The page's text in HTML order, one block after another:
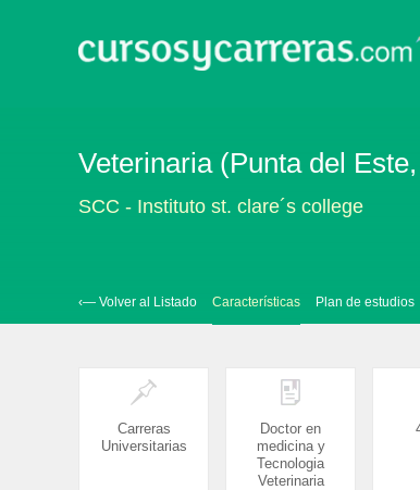
Veterinaria (Punta del
SCC - Instituto st. clare´s college
‹— Volver al Listado Características Plan de estudios
Carreras
Universitarias
Doctor en
medicina y
Tecnologia
Veterinaria